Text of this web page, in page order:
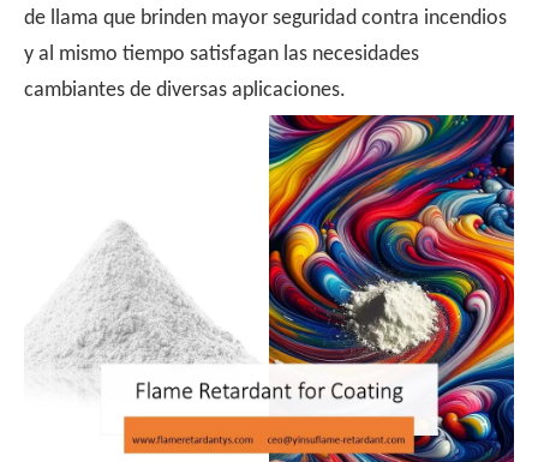
de llama que brinden mayor seguridad contra incendios
y al mismo tiempo satisfagan las necesidades
cambiantes de diversas aplicaciones.